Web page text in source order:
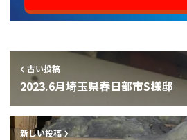
古い投稿
2023.6月埼玉県春日部市S様邸
新しい投稿